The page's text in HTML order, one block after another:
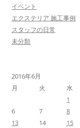
イベント
エクステリア 施工事例
スタッフの日常
未分類
2016年6月
月
火 水
1
6
7 8
13
14 15